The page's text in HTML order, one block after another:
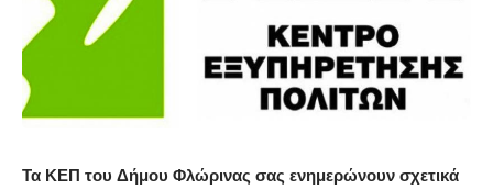
Τα ΚΕΠ του Δήμου Φλώρινας σας ενημερώνουν σχετικά